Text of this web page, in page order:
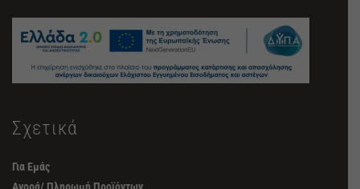
Σχετικά
Για Εμάς
Αγορά/ Πληρωμή Προϊόντων